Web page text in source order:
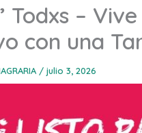
Todxs –
con una
/ julio 3, 2026